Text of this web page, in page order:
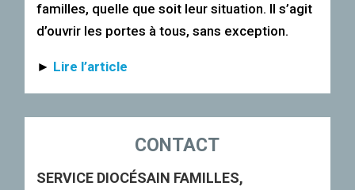
familles, quelle que soit leur situation. Il s’agit
d’ouvrir les portes à tous, sans exception.
► Lire l’article
CONTACT
SERVICE DIOCÉSAIN FAMILLES,